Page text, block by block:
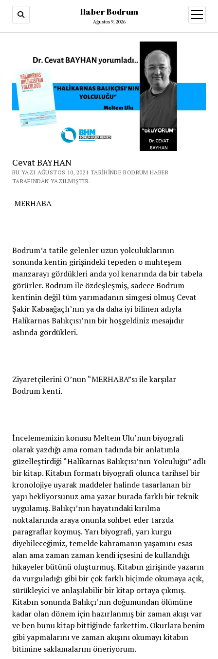
Haber Bodrum
Ağustos 9, 2026
aç
Cevat BAYHAN
BU YAZI AĞUSTOS 10, 2021 TARIHINDE BODRUM HABER
TARAFINDAN YAZILMIŞTIR.
MERHABA
Bodrum’a tatile gelenler uzun yolculuklarının
sonunda kentin girişindeki tepeden o muhteşem
manzarayı gördükleri anda yol kenarında da bir tabela
görürler. Bodrum ile özdeşleşmiş, sadece Bodrum
kentinin değil tüm yarımadanın simgesi olmuş Cevat
Şakir Kabaağaçlı’nın ya da daha iyi bilinen adıyla
Halikarnas Balıkçısı’nın bir hoşgeldiniz mesajıdır
aslında gördükleri.
Ziyaretçilerini O’nun “MERHABA”sı ile karşılar
Bodrum kenti.
İncelememizin konusu Meltem Ulu’nun biyografi
olarak yazdığı ama roman tadında bir anlatımla
güzelleştirdiği “Halikarnas Balıkçısı’nın Yolculuğu” adlı
bir kitap. Kitabın formatı biyografi olunca tarihsel bir
kronolojiye uyarak maddeler halinde tasarlanan bir
yapı bekliyorsunuz ama yazar burada farklı bir teknik
uygulamış. Balıkçı’nın hayatındaki kırılma
noktalarında araya onunla sohbet eder tarzda
paragraflar koymuş. Yarı biyografi, yarı kurgu
diyebileceğimiz, temelde kahramanın yaşamını esas
alan ama zaman zaman kendi içsesini de kullandığı
hikayeler bütünü oluşturmuş. Kitabın girişinde yazarın
da vurguladığı gibi bir çok farklı biçimde okumaya açık,
sürükleyici ve anlaşılabilir bir kitap ortaya çıkmış.
Kitabın sonunda Balıkçı’nın doğumundan ölümüne
kadar olan dönem için hazırlanmış bir zaman akışı var
ve ben bunu kitap bittiğinde farkettim. Okurlara benim
gibi yapmalarını ve zaman akışını okumayı kitabın
bitimine saklamalarını öneriyorum.